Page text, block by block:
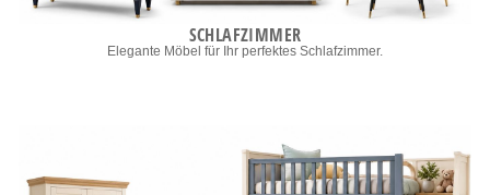
SCHLAFZIMMER
Elegante Möbel für Ihr perfektes Schlafzimmer.